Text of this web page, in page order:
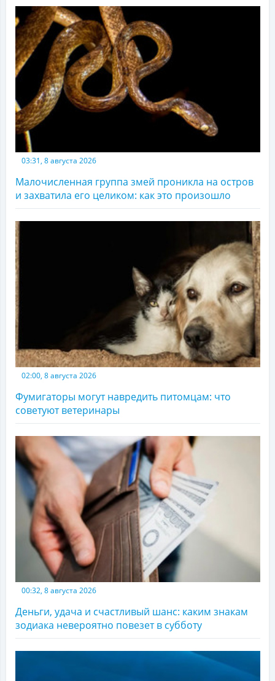
03:31, 8 августа 2026
Малочисленная группа змей проникла на остров
и захватила его целиком: как это произошло
02:00, 8 августа 2026
Фумигаторы могут навредить питомцам: что
советуют ветеринары
00:32, 8 августа 2026
Деньги, удача и счастливый шанс: каким знакам
зодиака невероятно повезет в субботу